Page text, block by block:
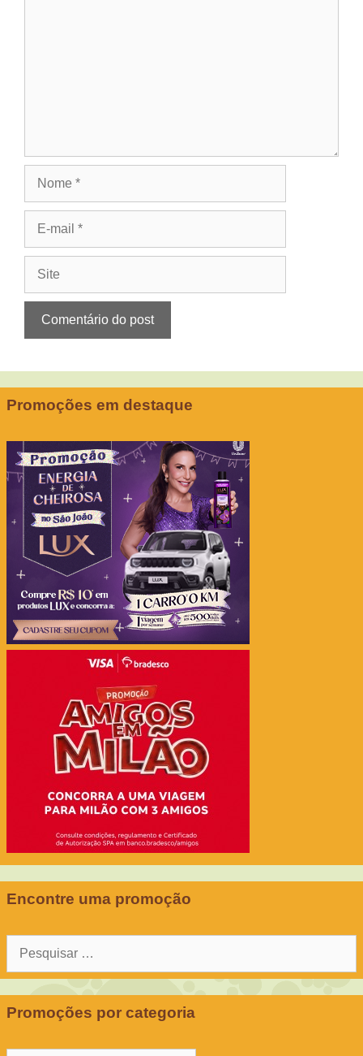
Promoções em destaque
Encontre uma promoção
Pesquisar
Promoções por categoria